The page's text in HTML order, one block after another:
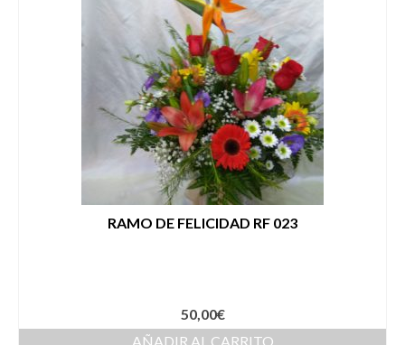
RAMO DE FELICIDAD RF 023
50,00€
AÑADIR AL CARRITO